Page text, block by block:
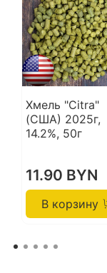
Хмель "Citra"
(США) 2025г,
14.2%, 50г
11.90 BYN
В корзину